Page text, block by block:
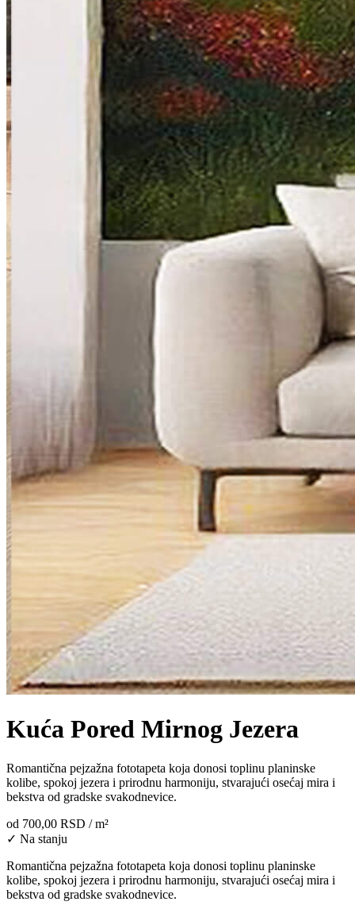
Kuća Pored Mirnog Jezera
Romantična pejzažna fototapeta koja donosi toplinu planinske
kolibe, spokoj jezera i prirodnu harmoniju, stvarajući osećaj mira i
bekstva od gradske svakodnevice.
od 700,00 RSD / m²
✓ Na stanju
Romantična pejzažna fototapeta koja donosi toplinu planinske
kolibe, spokoj jezera i prirodnu harmoniju, stvarajući osećaj mira i
bekstva od gradske svakodnevice.